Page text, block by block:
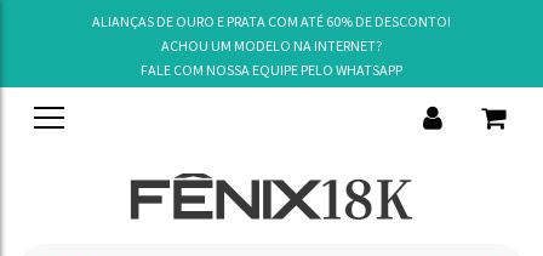
ALIANÇAS DE OURO E PRATA COM ATÉ 60% DE DESCONTO!
ACHOU UM MODELO NA INTERNET?
FALE COM NOSSA EQUIPE PELO WHATSAPP